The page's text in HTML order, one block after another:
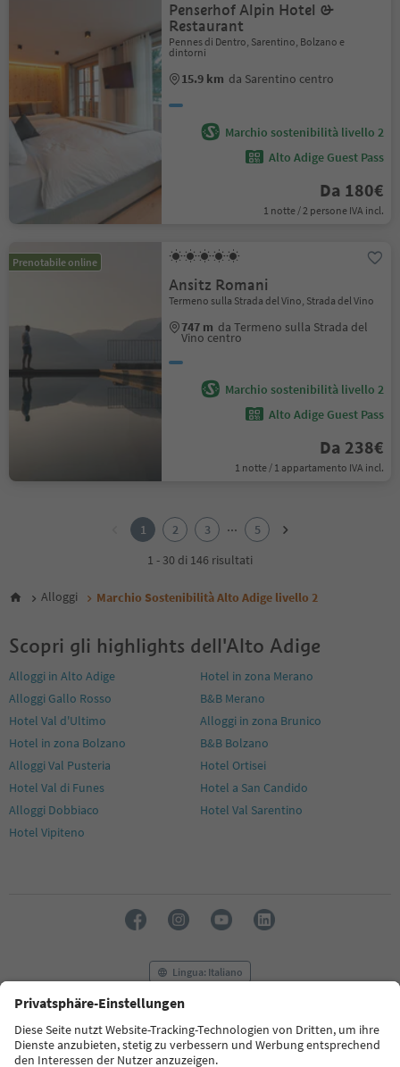
Penserhof Alpin Hotel &
Restaurant
Pennes di Dentro, Sarentino, Bolzano e
dintorni
15.9 km da Sarentino centro
Marchio sostenibilità livello 2
Alto Adige Guest Pass
Da 180€
1 notte / 2 persone IVA incl.
Prenotabile online
Ansitz Romani
Termeno sulla Strada del Vino, Strada del Vino
747 m da Termeno sulla Strada del
Vino centro
Marchio sostenibilità livello 2
Alto Adige Guest Pass
Da 238€
1 notte / 1 appartamento IVA incl.
1 2 3 ...
5
1 - 30 di 146 risultati
Alloggi Marchio Sostenibilità Alto Adige livello 2
Scopri gli highlights dell'Alto Adige
Alloggi in Alto Adige
Hotel in zona Merano
Alloggi Gallo Rosso
B&B Merano
Hotel Val d'Ultimo
Alloggi in zona Brunico
Hotel in zona Bolzano
B&B Bolzano
Alloggi Val Pusteria
Hotel Ortisei
Hotel Val di Funes
Hotel a San Candido
Alloggi Dobbiaco
Hotel Val Sarentino
Hotel Vipiteno
Lingua: Italiano
FAQ Contatti Press MICE
Privacy Policy
Termini e condizioni
Crediti Cookie Policy